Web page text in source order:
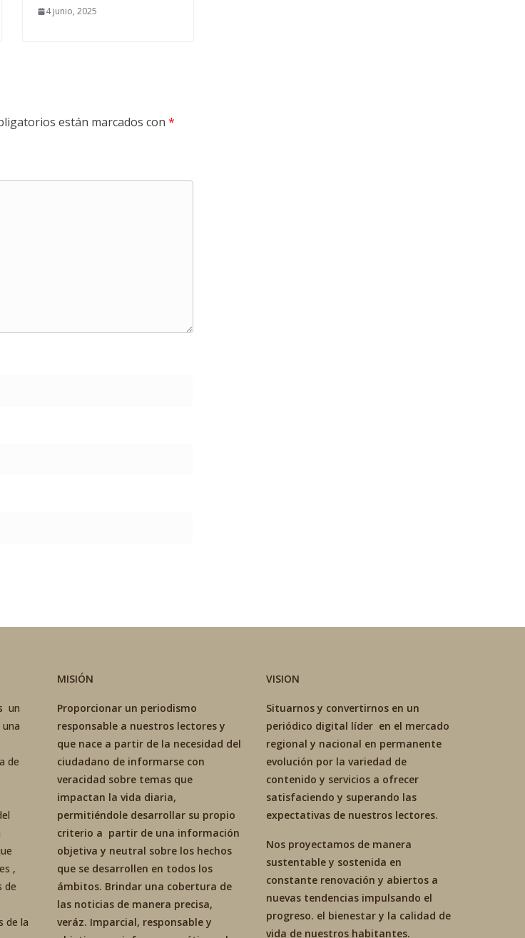
4 junio, 2025
están marcados con *
un
de
,
de
de la
MISIÓN
Proporcionar un periodismo
responsable a nuestros lectores y
que nace a partir de la necesidad del
ciudadano de informarse con
veracidad sobre temas que
impactan la vida diaria,
permitiéndole desarrollar su propio
criterio a partir de una información
objetiva y neutral sobre los hechos
que se desarrollen en todos los
ámbitos. Brindar una cobertura de
las noticias de manera precisa,
veráz. Imparcial, responsable y
VISION
Situarnos y convertirnos en un
periódico digital líder en el mercado
regional y nacional en permanente
evolución por la variedad de
contenido y servicios a ofrecer
satisfaciendo y superando las
expectativas de nuestros lectores.
Nos proyectamos de manera
sustentable y sostenida en
constante renovación y abiertos a
nuevas tendencias impulsando el
progreso. el bienestar y la calidad de
vida de nuestros habitantes.